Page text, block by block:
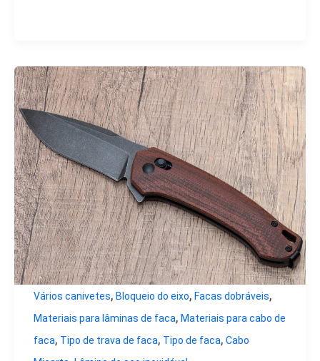
Vários canivetes, Bloqueio do eixo, Facas dobráveis,
Materiais para lâminas de faca, Materiais para cabo de
faca, Tipo de trava de faca, Tipo de faca, Cabo